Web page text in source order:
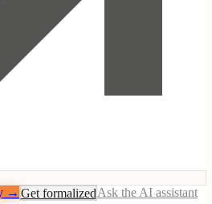
→ Get formalizedAsk the AI assistant